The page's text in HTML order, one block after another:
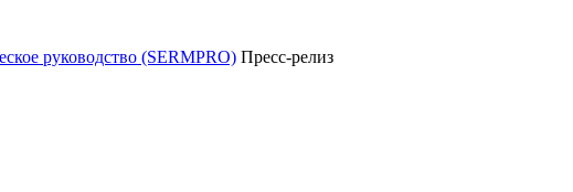
руководство (SERMPRO) Пресс-релиз